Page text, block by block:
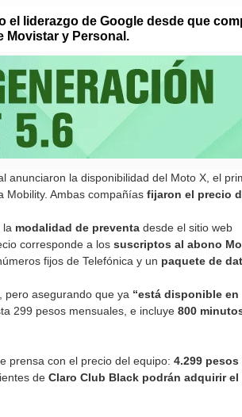
el liderazgo de Google desde que
Movistar y Personal.
anunciaron la disponibilidad del Moto X, el
Mobility. Ambas compañías fijaron el precio
la modalidad de preventa desde el sitio web
corresponde a los suscriptos al abono
fijos de Telefónica y un paquete de
pero asegurando que ya “está disponible
299 pesos mensuales, e incluye 800
prensa con el precio del equipo: 4.299
de Claro Club Black podrán adquirir